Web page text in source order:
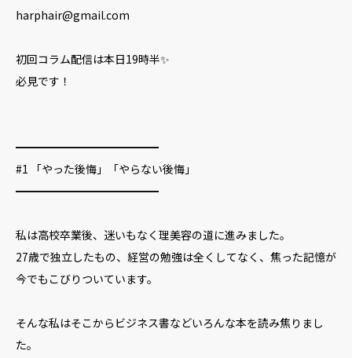
harphair@gmail.com
初回コラム配信は本日19時半✨
必見です！
━━━━━━━━━━━━━
#1 「やった後悔」「やらない後悔」
━━━━━━━━━━━━━
私は高校卒業後、迷いもなく理美容の道に進みました。
27歳で独立したもの、経営の勉強は全くしてなく、焦った記憶が
今でもこびりついています。
そんな私はそこからビジネス書などいろんな本を読み焦りまし
た。